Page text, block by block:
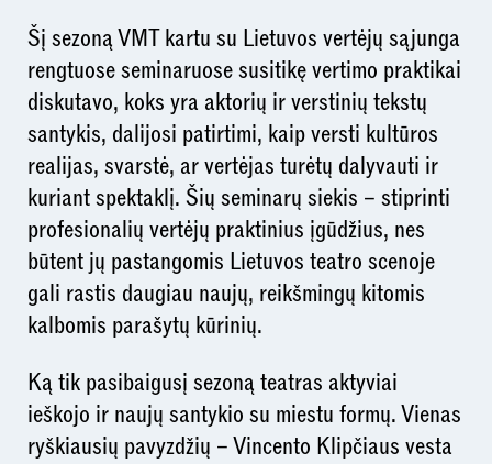
Šį sezoną VMT kartu su Lietuvos vertėjų sąjunga
rengtuose seminaruose susitikę vertimo praktikai
diskutavo, koks yra aktorių ir verstinių tekstų
santykis, dalijosi patirtimi, kaip versti kultūros
realijas, svarstė, ar vertėjas turėtų dalyvauti ir
kuriant spektaklį. Šių seminarų siekis – stiprinti
profesionalių vertėjų praktinius įgūdžius, nes
būtent jų pastangomis Lietuvos teatro scenoje
gali rastis daugiau naujų, reikšmingų kitomis
kalbomis parašytų kūrinių.
Ką tik pasibaigusį sezoną teatras aktyviai
ieškojo ir naujų santykio su miestu formų. Vienas
ryškiausių pavyzdžių – Vincento Klipčiaus vesta